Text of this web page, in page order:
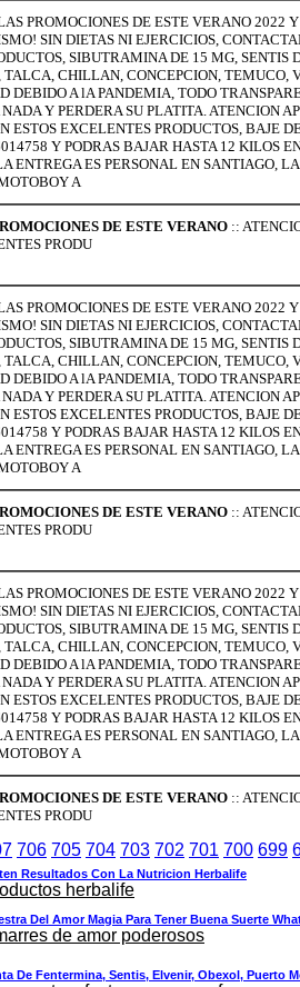
PROMOCIONES DE ESTE VERANO 2022
SIN DIETAS NI EJERCICIOS,
SIBUTRAMINA DE 15 MG,
CHILLAN, CONCEPCION,
DEBIDO A lA PANDEMIA, TODO
Y PERDERA SU PLATITA. ATENCION
ESTOS EXCELENTES PRODUCTOS, BAJE
Y PODRAS BAJAR HASTA 12 KILOS
ENTREGA ES PERSONAL EN SANTIAGO,
A
DE ESTE VERANO ::
PRODU
PROMOCIONES DE ESTE VERANO 2022
SIN DIETAS NI EJERCICIOS,
SIBUTRAMINA DE 15 MG,
CHILLAN, CONCEPCION,
DEBIDO A lA PANDEMIA, TODO
Y PERDERA SU PLATITA. ATENCION
ESTOS EXCELENTES PRODUCTOS, BAJE
Y PODRAS BAJAR HASTA 12 KILOS
ENTREGA ES PERSONAL EN SANTIAGO,
A
DE ESTE VERANO ::
PRODU
PROMOCIONES DE ESTE VERANO 2022
SIN DIETAS NI EJERCICIOS,
SIBUTRAMINA DE 15 MG,
CHILLAN, CONCEPCION,
DEBIDO A lA PANDEMIA, TODO
Y PERDERA SU PLATITA. ATENCION
ESTOS EXCELENTES PRODUCTOS, BAJE
Y PODRAS BAJAR HASTA 12 KILOS
ENTREGA ES PERSONAL EN SANTIAGO,
A
DE ESTE VERANO ::
PRODU
706 705 704 703 702 701 700 699
Resultados Con La Nutricion Herbalife
herbalife
Del Amor Magia Para Tener Buena Suerte
de amor poderosos
De Fentermina, Sentis, Elvenir, Obexol, Puerto